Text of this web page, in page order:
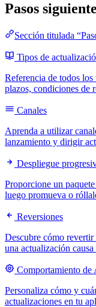
Pasos
Sección titulada
Tipos de
Referencia de todos
plazos, condiciones de
Canales
Aprenda a utilizar
lanzamiento y dirigir
Despliegue
Proporcione un
luego promueva o
Reversiones
Descubre cómo revertir
una actualización causa
Comportamiento de
Personaliza cómo y
actualizaciones en tu